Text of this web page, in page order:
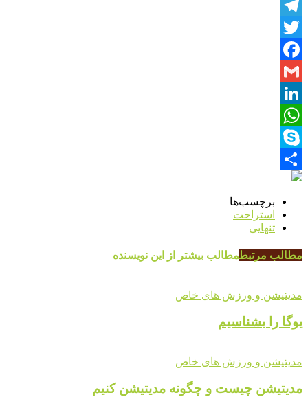
Telegram
Twitter
Facebook
Gmail
LinkedIn
WhatsApp
Skype
Share
برچسب‌ها
استراحت
تنهایی
مطالب مرتبطمطالب بیشتر از این نویسنده
مدیتیشن و ورزش های خاص
یوگا را بشناسیم
مدیتیشن و ورزش های خاص
مدیتیشن چیست و چگونه مدیتیشن کنیم